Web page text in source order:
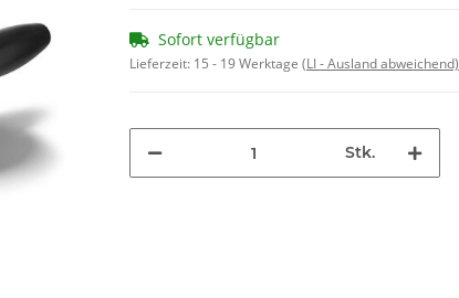
Sofort verfügbar
Lieferzeit: 15 - 19 Werktage (LI - Ausland abweichend)
Stk.